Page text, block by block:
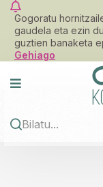
Gogoratu
gaudela eta ezin
guztien banaketa
Gehiago